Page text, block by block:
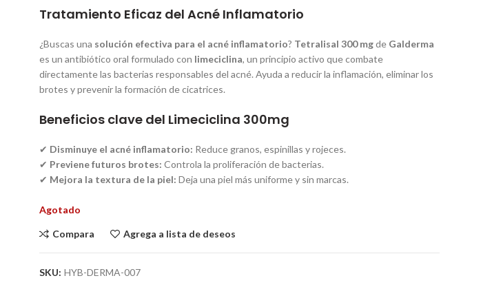
Tratamiento Eficaz del Acné Inflamatorio
¿Buscas una solución efectiva para el acné inflamatorio? Tetralisal 300 mgde Galderma
es un antibiótico oral formulado con limeciclina, un principio activo que combate
directamente las bacterias responsables del acné. Ayuda a reducir la inflamación, eliminar los
brotes y prevenir la formación de cicatrices.
Beneficios clave del Limeciclina 300mg
✔ Disminuye el acné inflamatorio: Reduce granos, espinillas y rojeces.
✔ Previene futuros brotes: Controla la proliferación de bacterias.
✔ Mejora la textura de la piel: Deja una piel más uniforme y sin marcas.
Agotado
Compara Agrega a lista de deseos
SKU: HYB-DERMA-007